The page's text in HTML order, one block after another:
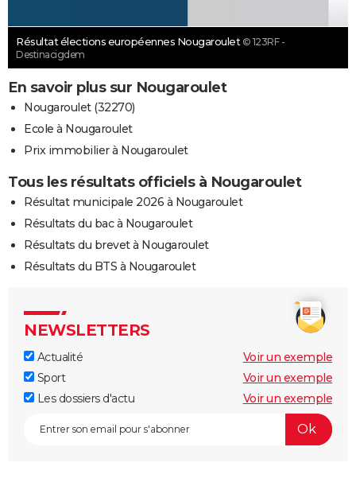
Résultat élections européennes Nougaroulet © 123RF -
Destinacigdem
En savoir plus sur Nougaroulet
Nougaroulet (32270)
Ecole à Nougaroulet
Prix immobilier à Nougaroulet
Tous les résultats officiels à Nougaroulet
Résultat municipale 2026 à Nougaroulet
Résultats du bac à Nougaroulet
Résultats du brevet à Nougaroulet
Résultats du BTS à Nougaroulet
NEWSLETTERS
Actualité
Voir un exemple
Sport
Voir un exemple
Les dossiers d'actu
Voir un exemple